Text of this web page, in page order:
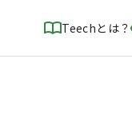
Teechとは？